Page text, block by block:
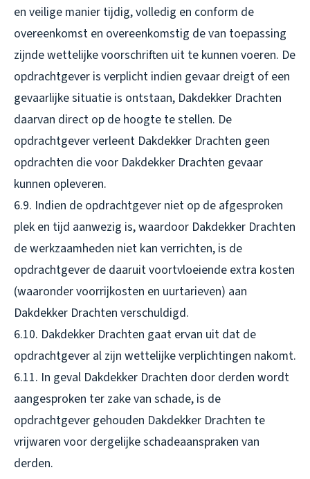
en veilige manier tijdig, volledig en conform de
overeenkomst en overeenkomstig de van toepassing
zijnde wettelijke voorschriften uit te kunnen voeren. De
opdrachtgever is verplicht indien gevaar dreigt of een
gevaarlijke situatie is ontstaan, Dakdekker Drachten
daarvan direct op de hoogte te stellen. De
opdrachtgever verleent Dakdekker Drachten geen
opdrachten die voor Dakdekker Drachten gevaar
kunnen opleveren.
6.9. Indien de opdrachtgever niet op de afgesproken
plek en tijd aanwezig is, waardoor Dakdekker Drachten
de werkzaamheden niet kan verrichten, is de
opdrachtgever de daaruit voortvloeiende extra kosten
(waaronder voorrijkosten en uurtarieven) aan
Dakdekker Drachten verschuldigd.
6.10. Dakdekker Drachten gaat ervan uit dat de
opdrachtgever al zijn wettelijke verplichtingen nakomt.
6.11. In geval Dakdekker Drachten door derden wordt
aangesproken ter zake van schade, is de
opdrachtgever gehouden Dakdekker Drachten te
vrijwaren voor dergelijke schadeaanspraken van
derden.